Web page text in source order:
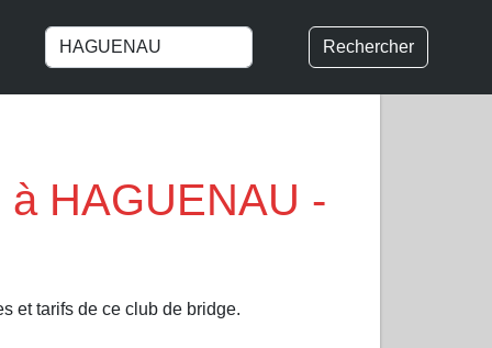
Rechercher
HAGUENAU -
et tarifs de ce club de bridge.